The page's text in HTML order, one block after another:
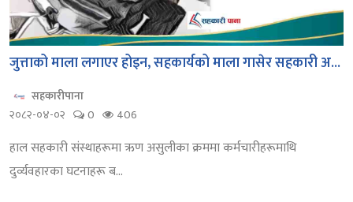
जुत्ताको माला लगाएर होइन, सहकार्यको माला गासेर सहकारी अ...
सहकारीपाना
२०८२-०४-०२
0 406
हाल सहकारी संस्थाहरूमा ऋण असुलीका क्रममा कर्मचारीहरूमाथि
दुर्व्यवहारका घटनाहरू ब...